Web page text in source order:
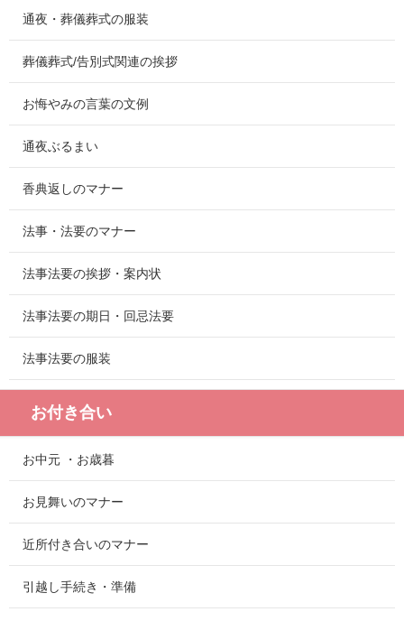
通夜・葬儀葬式の服装
葬儀葬式/告別式関連の挨拶
お悔やみの言葉の文例
通夜ぶるまい
香典返しのマナー
法事・法要のマナー
法事法要の挨拶・案内状
法事法要の期日・回忌法要
法事法要の服装
お付き合い
お中元 ・お歳暮
お見舞いのマナー
近所付き合いのマナー
引越し手続き・準備